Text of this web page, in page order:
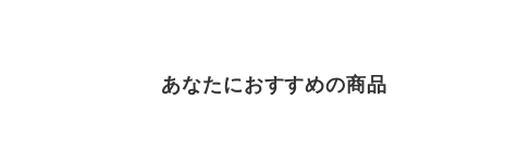
あなたにおすすめの商品